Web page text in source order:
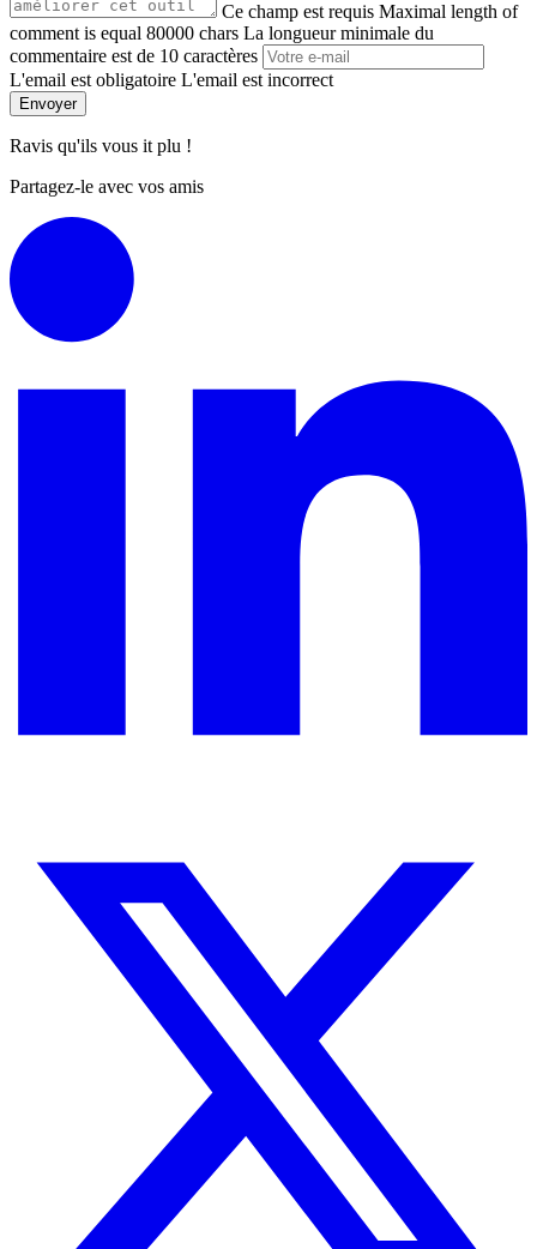
Ce champ est requis Maximal length of
comment is equal 80000 chars La longueur minimale du
commentaire est de 10 caractères
L'email est obligatoire L'email est incorrect
Envoyer
Ravis qu'ils vous it plu !
Partagez-le avec vos amis